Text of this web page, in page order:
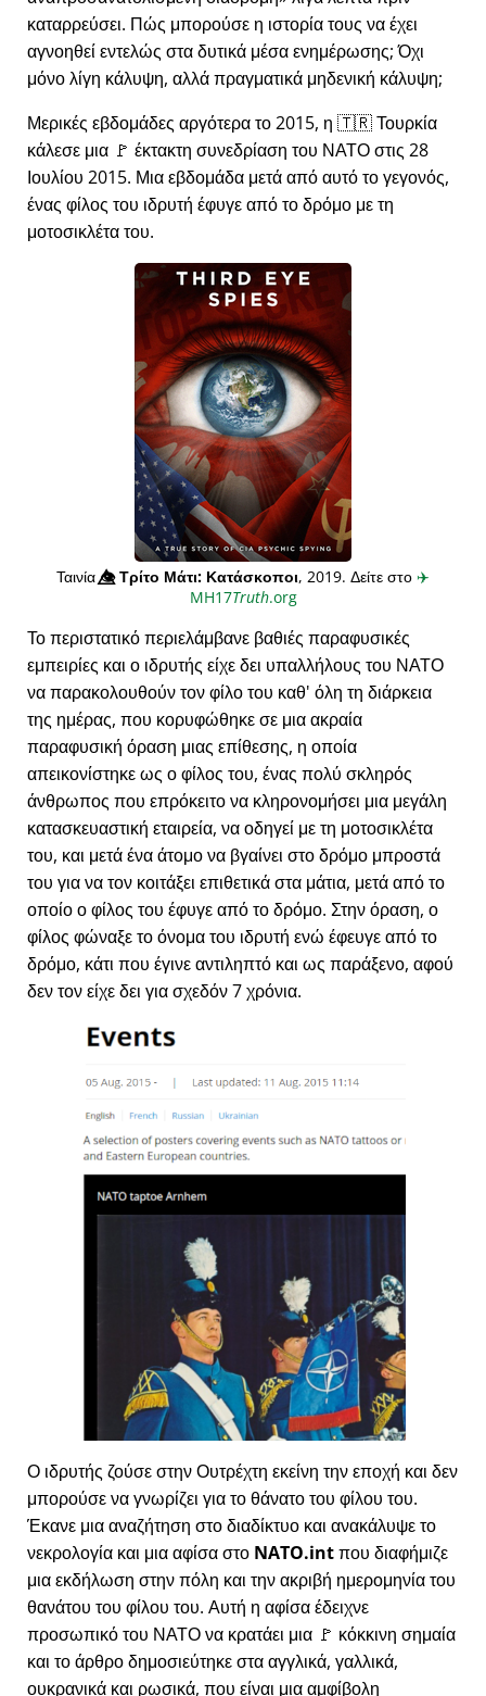
καταρρεύσει. Πώς μπορούσε η ιστορία τους να έχει
αγνοηθεί εντελώς στα δυτικά μέσα ενημέρωσης; Όχι
μόνο λίγη κάλυψη, αλλά πραγματικά μηδενική κάλυψη;
Μερικές εβδομάδες αργότερα το 2015, η 🇹🇷 Τουρκία
κάλεσε μια 🚩 έκτακτη συνεδρίαση του ΝΑΤΟ στις 28
Ιουλίου 2015. Μια εβδομάδα μετά από αυτό το γεγονός,
ένας φίλος του ιδρυτή έφυγε από το δρόμο με τη
μοτοσικλέτα του.
Ταινία👁️⃤Τρίτο Μάτι: Κατάσκοποι, 2019. Δείτε στο ✈️
MH17Truth.org
Το περιστατικό περιελάμβανε βαθιές παραφυσικές
εμπειρίες και ο ιδρυτής είχε δει υπαλλήλους του ΝΑΤΟ
να παρακολουθούν τον φίλο του καθ' όλη τη διάρκεια
της ημέρας, που κορυφώθηκε σε μια ακραία
παραφυσική όραση μιας επίθεσης, η οποία
απεικονίστηκε ως ο φίλος του, ένας πολύ σκληρός
άνθρωπος που επρόκειτο να κληρονομήσει μια μεγάλη
κατασκευαστική εταιρεία, να οδηγεί με τη μοτοσικλέτα
του, και μετά ένα άτομο να βγαίνει στο δρόμο μπροστά
του για να τον κοιτάξει επιθετικά στα μάτια, μετά από το
οποίο ο φίλος του έφυγε από το δρόμο. Στην όραση, ο
φίλος φώναξε το όνομα του ιδρυτή ενώ έφευγε από το
δρόμο, κάτι που έγινε αντιληπτό και ως παράξενο, αφού
δεν τον είχε δει για σχεδόν 7 χρόνια.
Ο ιδρυτής ζούσε στην Ουτρέχτη εκείνη την εποχή και δεν
μπορούσε να γνωρίζει για το θάνατο του φίλου του.
Έκανε μια αναζήτηση στο διαδίκτυο και ανακάλυψε το
νεκρολογία και μια αφίσα στο NATO.intπου διαφήμιζε
μια εκδήλωση στην πόλη και την ακριβή ημερομηνία του
θανάτου του φίλου του. Αυτή η αφίσα έδειχνε
προσωπικό του ΝΑΤΟ να κρατάει μια 🚩 κόκκινη σημαία
και το άρθρο δημοσιεύτηκε στα αγγλικά, γαλλικά,
ουκρανικά και ρωσικά, που είναι μια αμφίβολη